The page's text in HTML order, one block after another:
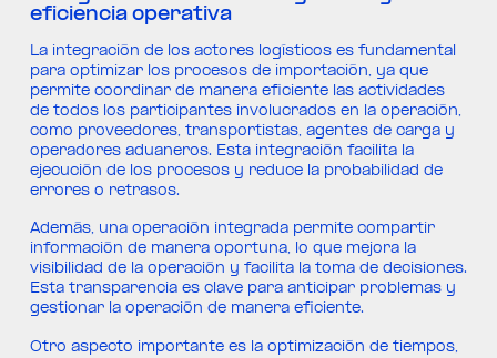
eficiencia operativa
La integración de los actores logísticos es fundamental
para optimizar los procesos de importación, ya que
permite coordinar de manera eficiente las actividades
de todos los participantes involucrados en la operación,
como proveedores, transportistas, agentes de carga y
operadores aduaneros. Esta integración facilita la
ejecución de los procesos y reduce la probabilidad de
errores o retrasos.
Además, una operación integrada permite compartir
información de manera oportuna, lo que mejora la
visibilidad de la operación y facilita la toma de decisiones.
Esta transparencia es clave para anticipar problemas y
gestionar la operación de manera eficiente.
Otro aspecto importante es la optimización de tiempos,